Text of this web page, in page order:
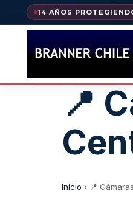
14 AÑOS
📍
Inicio › 📍